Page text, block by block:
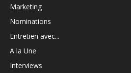
Marketing
Nominations
Entretien avec...
A la Une
Interviews